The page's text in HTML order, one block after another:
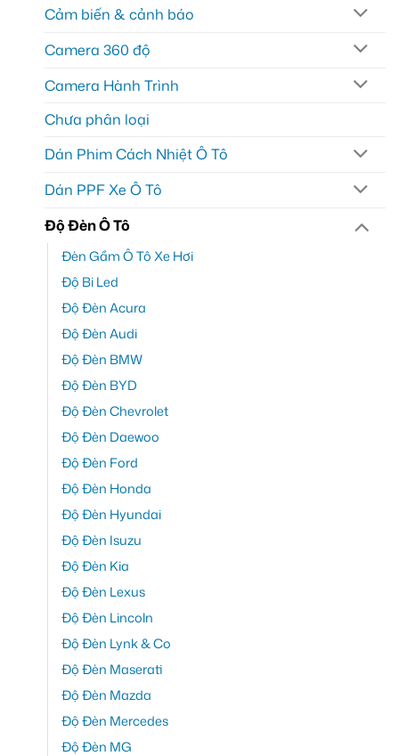
Cảm biến & cảnh báo
Camera 360 độ
Camera Hành Trình
Chưa phân loại
Dán Phim Cách Nhiệt Ô Tô
Dán PPF Xe Ô Tô
Độ Đèn Ô Tô
Đèn Gầm Ô Tô Xe Hơi
Độ Bi Led
Độ Đèn Acura
Độ Đèn Audi
Độ Đèn BMW
Độ Đèn BYD
Độ Đèn Chevrolet
Độ Đèn Daewoo
Độ Đèn Ford
Độ Đèn Honda
Độ Đèn Hyundai
Độ Đèn Isuzu
Độ Đèn Kia
Độ Đèn Lexus
Độ Đèn Lincoln
Độ Đèn Lynk & Co
Độ Đèn Maserati
Độ Đèn Mazda
Độ Đèn Mercedes
Độ Đèn MG